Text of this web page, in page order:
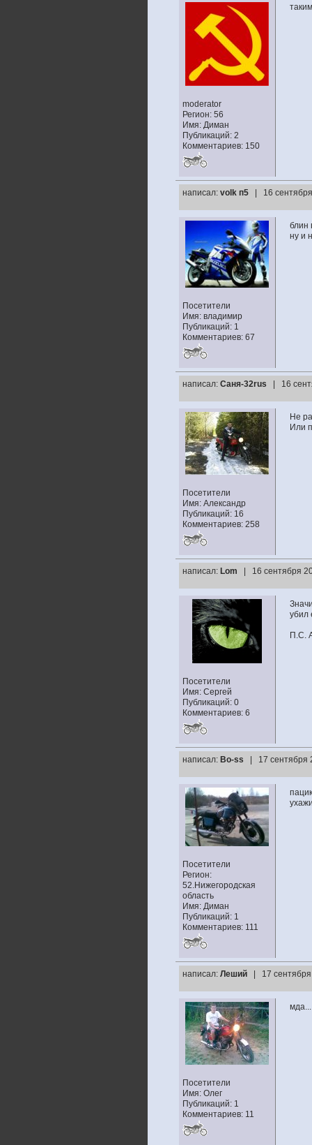
moderator
Регион: 56
Имя: Диман
Публикаций: 2
Комментариев: 150
написал: volk п5 | 16
Посетители
Имя: владимир
Публикаций: 1
Комментариев: 67
блин
ну и
написал: Саня-32rus | 16
Посетители
Имя: Александр
Публикаций: 16
Комментариев: 258
Не
Или
написал: Lom | 16 сентября
Посетители
Имя: Сергей
Публикаций: 0
Комментариев: 6
убил
П.С.
написал: Bo-ss | 17
Посетители
Регион:
52.Нижегородская
область
Имя: Диман
Публикаций: 1
Комментариев: 111
написал: Леший | 17
Посетители
Имя: Олег
Публикаций: 1
Комментариев: 11